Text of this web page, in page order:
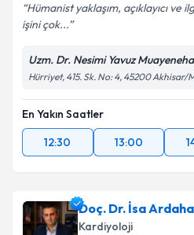
Hümanist yaklaşım, açıklayıcı ve
işini çok...
Uzm. Dr. Nesimi Yavuz
Hürriyet, 415. Sk. No: 4, 45200 Akhisar/
En Yakın Saatler
12:30
13:00
Doç. Dr. İsa
Kardiyoloji